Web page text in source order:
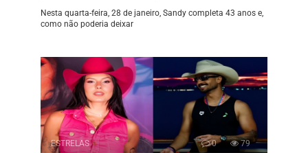
Nesta quarta-feira, 28 de janeiro, Sandy completa 43 anos e,
como não poderia deixar
ESTRELAS 0 79